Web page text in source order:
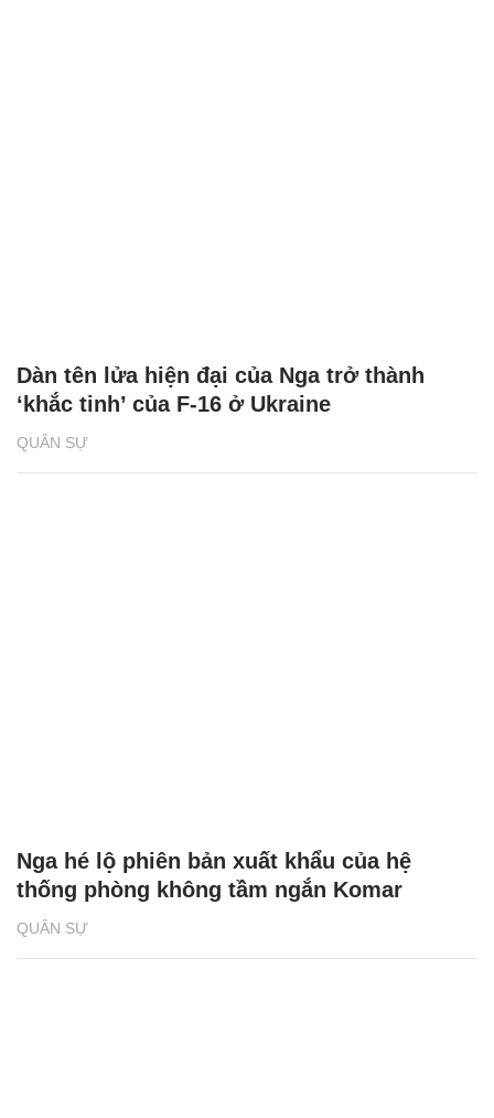
QUÂN SỰ
Dàn tên lửa hiện đại của Nga trở thành
‘khắc tinh’ của F-16 ở Ukraine
QUÂN SỰ
Nga hé lộ phiên bản xuất khẩu của hệ
thống phòng không tầm ngắn Komar